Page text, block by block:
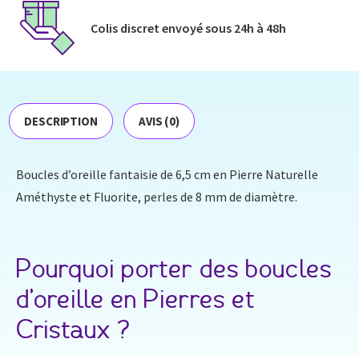
Colis discret envoyé​ sous 24h à 48h​
DESCRIPTION AVIS (0)
Boucles d’oreille fantaisie de 6,5 cm en Pierre Naturelle
Améthyste et Fluorite, perles de 8 mm de diamètre.
Pourquoi porter des boucles
d’oreille en Pierres et
Cristaux ?